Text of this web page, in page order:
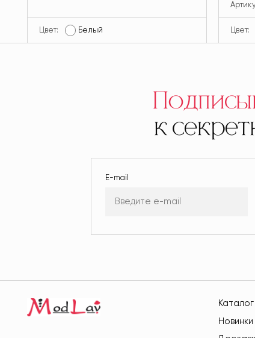
Цвет: Белый Цвет:
к
E-mail
Каталог
Новинки